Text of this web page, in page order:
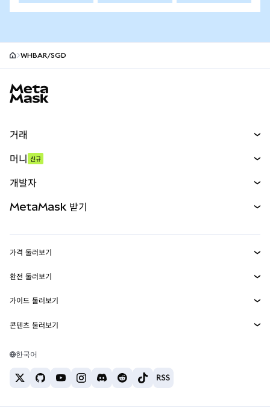
WHBAR/SGD
거래
무기한 선물
실물자산
머니 신규
개발자
MetaMask Connect
Snaps
웹3 서비스
MetaMask 받기
보안
고객 지원
채용
가격 둘러보기
이더리움 가격
솔라나 가격
테더 가격
환전 둘러보기
ETH를 USD로 환전
USDT를 INR로 환전
BTC를 INR로 환전
ETH를 USDT로 환전
가이드 둘러보기
ETH 매수
USDT 매수
콘텐츠 둘러보기
솔라나 지갑
한국어